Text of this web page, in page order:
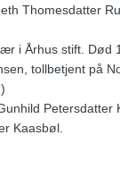
Thomesdatter
i Århus stift.
tollbetjent på
Petersdatter
Kaasbøl.